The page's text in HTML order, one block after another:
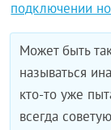
подключении
Может быть
называться
кто-то уже
всегда